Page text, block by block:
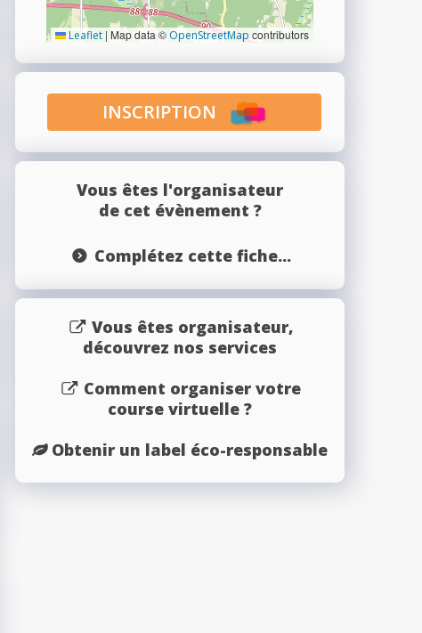
Leaflet | Map data © OpenStreetMap contributors
INSCRIPTION
Vous êtes l'organisateur
de cet évènement ?
Complétez cette fiche...
Vous êtes organisateur,
découvrez nos services
Comment organiser votre
course virtuelle ?
Obtenir un label éco-responsable